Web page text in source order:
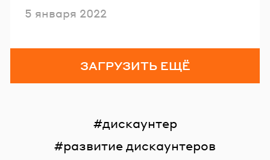
Опубликовано
5 января 2022
ЗАГРУЗИТЬ ЕЩЁ
дискаунтер
развитие дискаунтеров